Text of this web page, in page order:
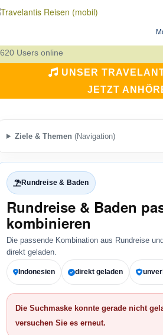
620 Users online
UNSER
JETZT
Ziele & Themen (Navigation)
Rundreise & Baden
Rundreise & Baden
kombinieren
Die passende Kombination aus Rundreise
direkt geladen.
Indonesien direkt geladen
Die Suchmaske konnte gerade nicht
versuchen Sie es erneut.